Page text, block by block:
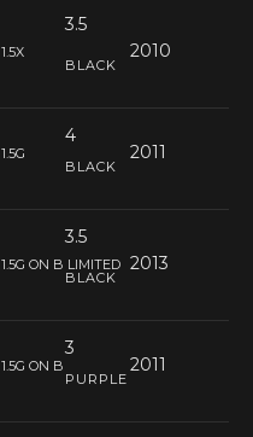
3.5
1.5X 2010
BLACK
4
1.5G 2011
BLACK
3.5
1.5G ON B LIMITED 2013
BLACK
3
1.5G ON B 2011
PURPLE